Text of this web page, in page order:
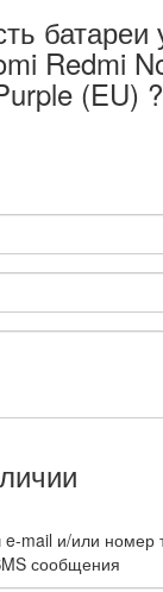
батареи
Redmi
(EU) ?
mail и/или номер
сообщения